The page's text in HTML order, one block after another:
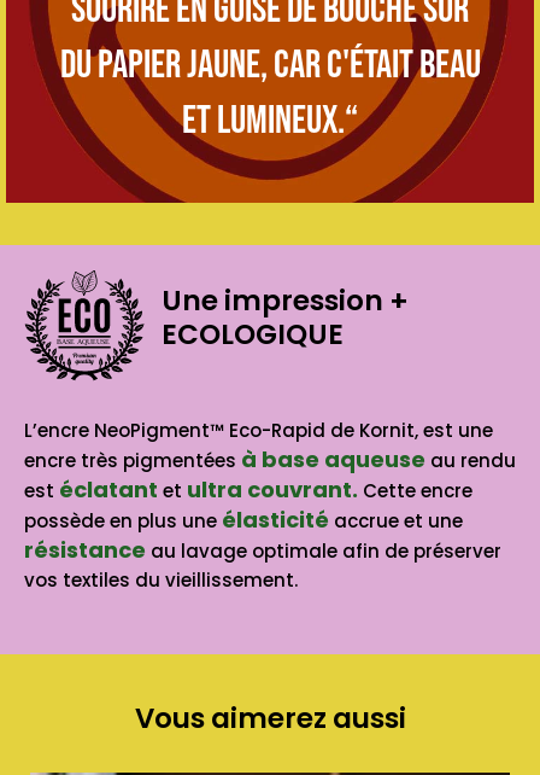
sourire en guise de bouche sur
du papier jaune, car c'était beau
et lumineux.“
BASE AQUEUSE
Une impression +
ECOLOGIQUE
L’encre NeoPigment™ Eco-Rapid de Kornit, est une
encre très pigmentées à base aqueuse au rendu
est éclatant et ultra couvrant. Cette encre
possède en plus une élasticité accrue et une
résistance au lavage optimale afin de préserver
vos textiles du vieillissement.
Vous aimerez aussi